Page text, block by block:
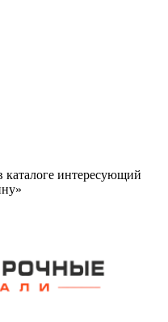
каталоге интересующий